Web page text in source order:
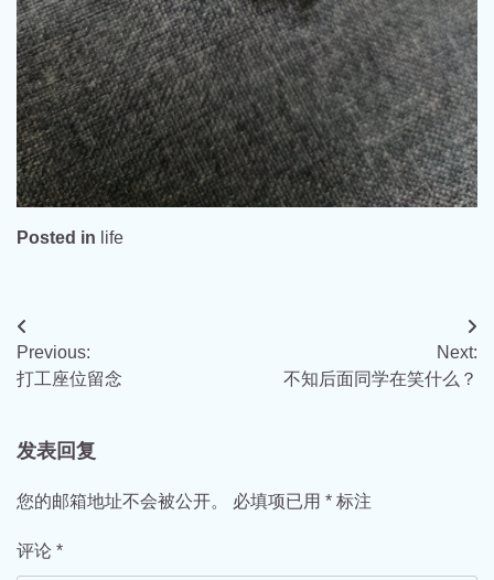
Posted in life
文
章
航
Previous:
打工座位留念
Next:
不知后面同学在笑什么？
发表回复
您的邮箱地址不会被公开。 必填项已用 * 标注
评论 *